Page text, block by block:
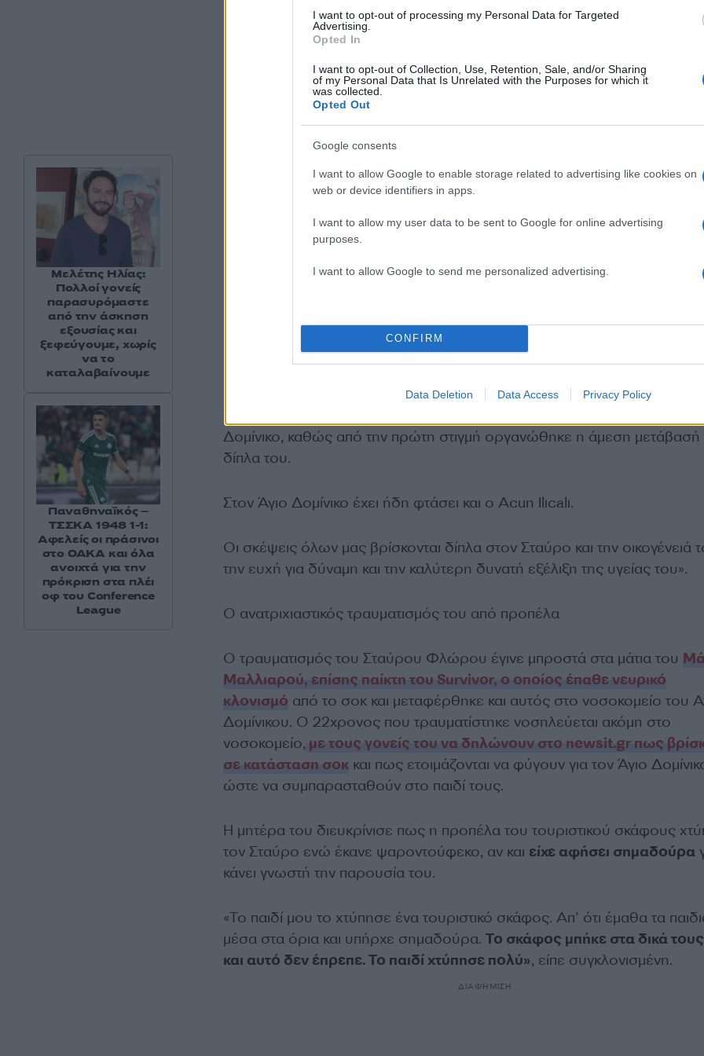
I want to opt-out of processing my Personal Data for Targeted
Advertising.
Opted In
I want to opt-out of Collection, Use, Retention, Sale, and/or Sharing
of my Personal Data that Is Unrelated with the Purposes for which it
was collected.
Opted Out
Google consents
I want to allow Google to enable storage related to advertising like cookies on
web or device identifiers in apps.
I want to allow my user data to be sent to Google for online advertising
purposes.
I want to allow Google to send me personalized advertising.
CONFIRM
Data Deletion Data Access Privacy Policy
Παράλληλα, οι τοπικές αρχές, αστυνομία και λιμενικό σώμα συνεχίζουν τη
διερεύνηση των ακριβών συνθηκών του ατυχήματος.
Τρία μέλη της οικογένειάς του βρίσκονται ήδη καθοδόν προς τον Άγιο
Δομίνικο, καθώς από την πρώτη στιγμή οργανώθηκε η άμεση μετάβασή
δίπλα του.
Στον Άγιο Δομίνικο έχει ήδη φτάσει και ο Acun Ilıcalı.
Οι σκέψεις όλων μας βρίσκονται δίπλα στον Σταύρο και την οικογένειά
την ευχή για δύναμη και την καλύτερη δυνατή εξέλιξη της υγείας του».
Ο ανατριχιαστικός τραυματισμός του από προπέλα
Ο τραυματισμός του Σταύρου Φλώρου έγινε μπροστά στα μάτια του
Μαλλιαρού, επίσης παίκτη του Survivor, ο οποίος έπαθε νευρικό
κλονισμό από το σοκ και μεταφέρθηκε και αυτός στο νοσοκομείο του
Δομίνικου. Ο 22χρονος που τραυματίστηκε νοσηλεύεται ακόμη στο
νοσοκομείο, με τους γονείς του να δηλώνουν στο newsit.gr πως
σε κατάσταση σοκκαι πως ετοιμάζονται να φύγουν για τον Άγιο
ώστε να συμπαρασταθούν στο παιδί τους.
Η μητέρα του διευκρίνισε πως η προπέλα του τουριστικού σκάφους
τον Σταύρο ενώ έκανε ψαροντούφεκο, αν και είχε αφήσει σημαδούρα
κάνει γνωστή την παρουσία του.
«Το παιδί μου το χτύπησε ένα τουριστικό σκάφος. Απ’ ότι έμαθα τα
μέσα στα όρια και υπήρχε σημαδούρα. Το σκάφος μπήκε στα δικά
και αυτό δεν έπρεπε. Το παιδί χτύπησε πολύ», είπε συγκλονισμένη.
ΔΙΑΦΗΜΙΣΗ
Μελέτης Ηλίας:
Πολλοί γονείς
παρασυρόμαστε
από την άσκηση
εξουσίας και
ξεφεύγουμε, χωρίς
να το
καταλαβαίνουμε
Παναθηναϊκός –
ΤΣΣΚΑ 1948 1-1:
Αφελείς οι πράσινοι
στο ΟΑΚΑ και όλα
ανοιχτά για την
πρόκριση στα πλέι
οφ του Conference
League